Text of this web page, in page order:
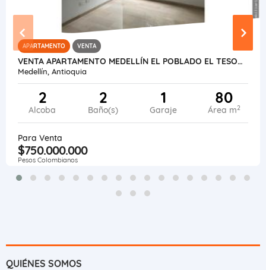
APARTAMENTO VENTA
VENTA APARTAMENTO MEDELLÍN EL POBLADO EL TESORO
Medellín, Antioquia
2
Alcoba
2
Baño(s)
1
Garaje
80
Área m2
Para Venta
$750.000.000
Pesos Colombianos
QUIÉNES SOMOS